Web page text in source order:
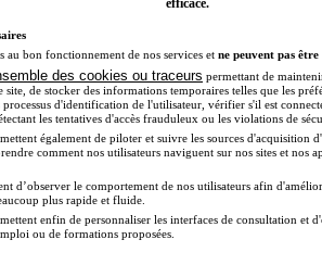
alternance
efficace.
au bon fonctionnement de nos services et ne peuvent pas être
des cookies ou traceurs permettant de
de stocker des informations temporaires telles que les
processus d'identification de l'utilisateur, vérifier s'il est
les tentatives d'accès frauduleux ou les violations de
également de piloter et suivre les sources d'acquisition
comment nos utilisateurs naviguent sur nos sites et nos
d’observer le comportement de nos utilisateurs afin
plus rapide et fluide.
enfin de personnaliser les interfaces de consultation et
ou de formations proposées.